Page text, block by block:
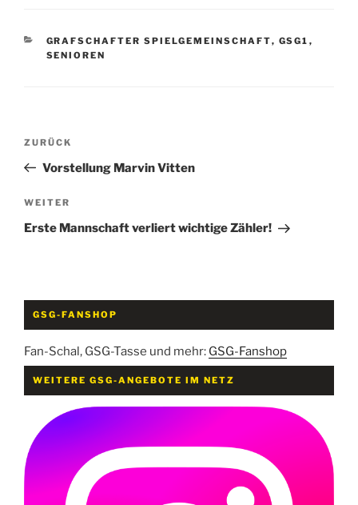
KATEGORIEN
GRAFSCHAFTER SPIELGEMEINSCHAFT, GSG1 ,
SENIOREN
Beitragsnavigation
Vorheriger
Beitrag
ZURÜCK
Vorstellung Marvin Vitten
Nächster
Beitrag
WEITER
Erste Mannschaft verliert wichtige Zähler!
GSG-FANSHOP
Fan-Schal, GSG-Tasse und mehr: GSG-Fanshop
WEITERE GSG-ANGEBOTE IM NETZ